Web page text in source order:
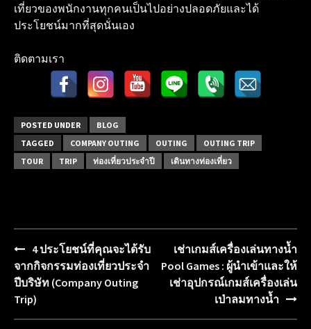
เที่ยวของพนักงานทุกคนเป็นไปอย่างปลอดภัยและได้
ประโยชน์มากที่สุดนั่นเอง
ติดตามเรา
POSTED UNDER
BLOG
TAGGED
COMPANY OUTING OUTING
OUTING TRIP
TOUR
TRIP ท่องเที่ยวประจำปี เดินทางท่องเที่ยว
Post
navigation
4 ประโยชน์ที่คุณจะได้รับ
จากกิจกรรมท่องเที่ยวประจำ
ปีบริษัท (Company Outing
Trip)
เช่าเกมส์เครื่องเล่นทางน้ำ
Pool Games : ผู้นำเข้าและให้
เช่าอุปกรณ์เกมส์เครื่องเล่น
เป่าลมทางน้ำ